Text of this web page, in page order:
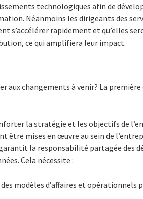
technologiques afin de
Néanmoins les dirigeants des
s’accélérer rapidement et qu’elles
ce qui amplifiera leur impact.
aux changements à venir? La
la stratégie et les objectifs de
mises en œuvre au sein de
la responsabilité partagée des
Cela nécessite :
modèles d’affaires et opérationnels